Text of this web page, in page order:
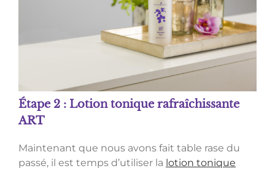
Étape 2 : Lotion tonique rafraîchissante
ART
Maintenant que nous avons fait table rase du
passé, il est temps d’utiliser la lotion tonique